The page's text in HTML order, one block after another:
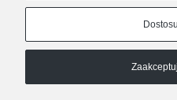
Na zawsze ponosisz
Książę" Antoine